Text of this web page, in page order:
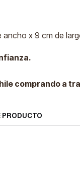
ancho x 9 cm de
comprando a
PRODUCTO